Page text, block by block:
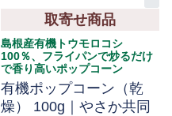
取寄せ商品
島根産有機トウモロコシ
100％、フライパンで炒るだけ
で香り高いポップコーン
有機ポップコーン（乾
燥） 100g｜やさか共同